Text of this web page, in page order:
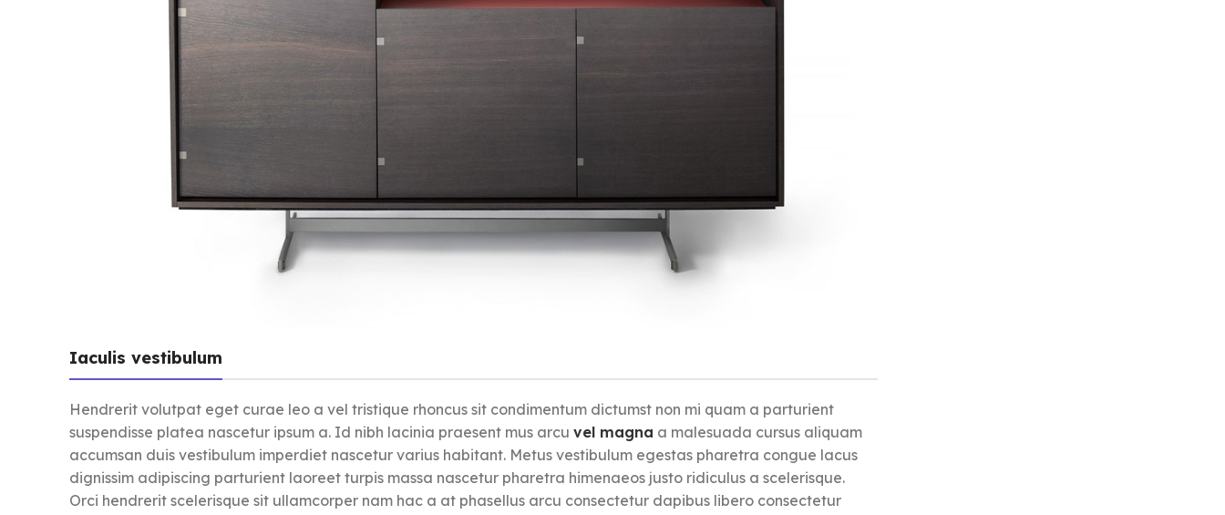
Iaculis vestibulum
Hendrerit volutpat eget curae leo a vel tristique rhoncus sit condimentum dictumst non mi quam a parturient
suspendisse platea nascetur ipsum a. Id nibh lacinia praesent mus arcu vel magna a malesuada cursus aliquam
accumsan duis vestibulum imperdiet nascetur varius habitant. Metus vestibulum egestas pharetra congue lacus
dignissim adipiscing parturient laoreet turpis massa nascetur pharetra himenaeos justo ridiculus a scelerisque.
Orci hendrerit scelerisque sit ullamcorper nam hac a at phasellus arcu consectetur dapibus libero consectetur